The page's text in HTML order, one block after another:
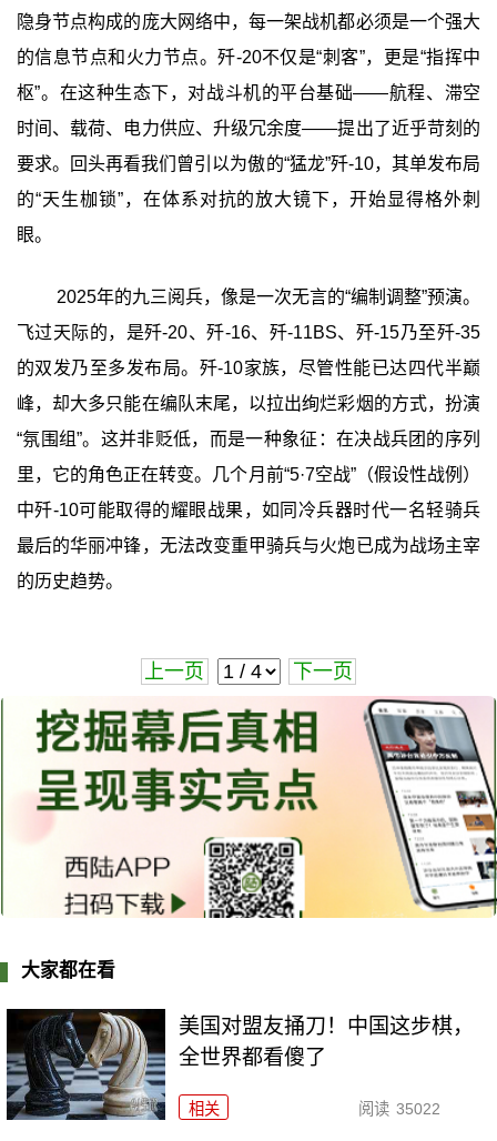
隐身节点构成的庞大网络中，每一架战机都必须是一个强大
的信息节点和火力节点。歼-20不仅是“刺客”，更是“指挥中
枢”。在这种生态下，对战斗机的平台基础——航程、滞空
时间、载荷、电力供应、升级冗余度——提出了近乎苛刻的
要求。回头再看我们曾引以为傲的“猛龙”歼-10，其单发布局
的“天生枷锁”，在体系对抗的放大镜下，开始显得格外刺
眼。
2025年的九三阅兵，像是一次无言的“编制调整”预演。
飞过天际的，是歼-20、歼-16、歼-11BS、歼-15乃至歼-35
的双发乃至多发布局。歼-10家族，尽管性能已达四代半巅
峰，却大多只能在编队末尾，以拉出绚烂彩烟的方式，扮演
“氛围组”。这并非贬低，而是一种象征：在决战兵团的序列
里，它的角色正在转变。几个月前“5·7空战”（假设性战例）
中歼-10可能取得的耀眼战果，如同冷兵器时代一名轻骑兵
最后的华丽冲锋，无法改变重甲骑兵与火炮已成为战场主宰
的历史趋势。
上一页 下一页
大家都在看
美国对盟友捅刀！中国这步棋，
全世界都看傻了
相关 阅读 35022